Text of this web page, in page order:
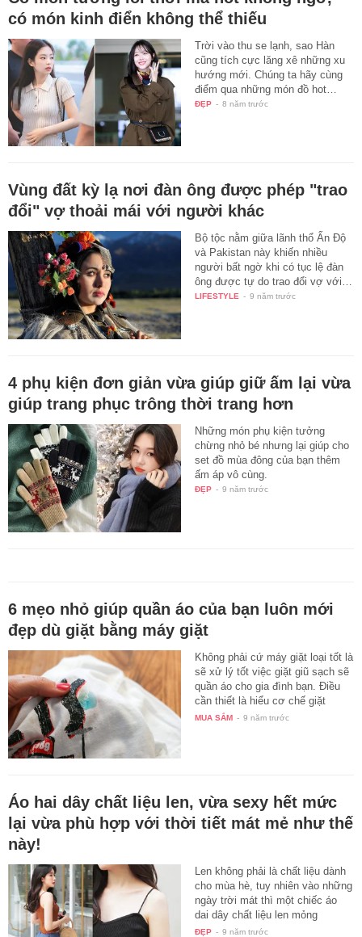
có món kinh điển không thể thiếu
Trời vào thu se lạnh, sao Hàn
cũng tích cực lăng xê những xu
hướng mới. Chúng ta hãy cùng
điểm qua những món đồ hot…
ĐẸP - 8 năm trước
Vùng đất kỳ lạ nơi đàn ông được phép "trao
đổi" vợ thoải mái với người khác
Bộ tộc nằm giữa lãnh thổ Ấn Độ
và Pakistan này khiến nhiều
người bất ngờ khi có tục lệ đàn
ông được tự do trao đổi vợ với…
LIFESTYLE - 9 năm trước
4 phụ kiện đơn giản vừa giúp giữ ấm lại vừa
giúp trang phục trông thời trang hơn
Những món phụ kiện tưởng
chừng nhỏ bé nhưng lại giúp cho
set đồ mùa đông của bạn thêm
ấm áp vô cùng.
ĐẸP - 9 năm trước
6 mẹo nhỏ giúp quần áo của bạn luôn mới
đẹp dù giặt bằng máy giặt
Không phải cứ máy giặt loại tốt là
sẽ xử lý tốt việc giặt giũ sạch sẽ
quần áo cho gia đình bạn. Điều
cần thiết là hiểu cơ chế giặt
của…
MUA SẮM - 9 năm trước
Áo hai dây chất liệu len, vừa sexy hết mức
lại vừa phù hợp với thời tiết mát mẻ như thế
này!
Len không phải là chất liệu dành
cho mùa hè, tuy nhiên vào những
ngày trời mát thì một chiếc áo
dai dây chất liệu len mỏng
cũng…
ĐẸP - 9 năm trước